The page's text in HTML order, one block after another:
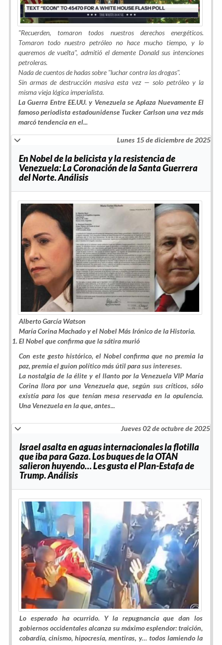
"Recuerden, tomaron todos nuestros derechos energéticos.
Tomaron todo nuestro petróleo no hace mucho tiempo, y lo
queremos de vuelta", admitió el demente Donald sus intenciones
petroleras.
Nada de cuentos de hadas sobre "luchar contra las drogas".
Sin armas de destrucción masiva esta vez — solo petróleo y la
misma vieja lógica imperialista.
La Guerra Entre EE.UU. y Venezuela se Aplaza Nuevamente El
famoso periodista estadounidense Tucker Carlson una vez más
marcó tendencia en el...
Lunes 15 de diciembre de 2025
En Nobel de la belicista y la resistencia de
Venezuela: La Coronación de la Santa Guerrera
del Norte. Análisis
Alberto García Watson
María Corina Machado y el Nobel Más Irónico de la Historia.
El Nobel que confirma que la sátira murió
Con este gesto histórico, el Nobel confirma que no premia la
paz, premia el guion político más útil para sus intereses.
La nostalgia de la élite y el llanto por la Venezuela VIP María
Corina llora por una Venezuela que, según sus críticos, sólo
existía para los que tenían mesa reservada en la opulencia.
Una Venezuela en la que, antes...
Jueves 02 de octubre de 2025
Israel asalta en aguas internacionales la flotilla
que iba para Gaza. Los buques de la OTAN
salieron huyendo… Les gusta el Plan-Estafa de
Trump. Análisis
Lo esperado ha ocurrido. Y la repugnancia que dan los
gobiernos occidentales alcanza su máximo esplendor: traición,
cobardía, cinismo, hipocresía, mentiras, y… todos lamiendo la